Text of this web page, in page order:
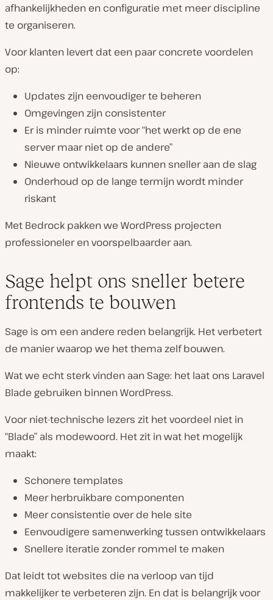
afhankelijkheden en configuratie met meer discipline
te organiseren.
Voor klanten levert dat een paar concrete voordelen
op:
Updates zijn eenvoudiger te beheren
Omgevingen zijn consistenter
Er is minder ruimte voor “het werkt op de ene
server maar niet op de andere”
Nieuwe ontwikkelaars kunnen sneller aan de slag
Onderhoud op de lange termijn wordt minder
riskant
Met Bedrock pakken we WordPress projecten
professioneler en voorspelbaarder aan.
Sage helpt ons sneller betere
frontends te bouwen
Sage is om een andere reden belangrijk. Het verbetert
de manier waarop we het thema zelf bouwen.
Wat we echt sterk vinden aan Sage: het laat ons Laravel
Blade gebruiken binnen WordPress.
Voor niet-technische lezers zit het voordeel niet in
“Blade” als modewoord. Het zit in wat het mogelijk
maakt:
Schonere templates
Meer herbruikbare componenten
Meer consistentie over de hele site
Eenvoudigere samenwerking tussen ontwikkelaars
Snellere iteratie zonder rommel te maken
Dat leidt tot websites die na verloop van tijd
makkelijker te verbeteren zijn. En dat is belangrijk voor